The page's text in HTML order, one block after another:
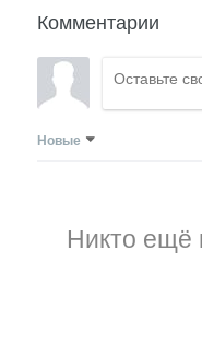
Комментарии
Новые
Никто ещё